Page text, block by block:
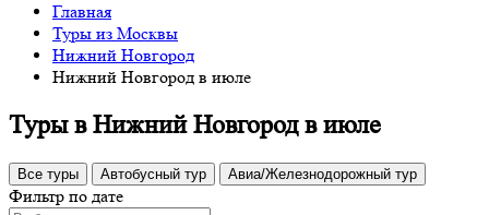
Главная
Туры из Москвы
Нижний Новгород
Нижний Новгород в июле
Туры в Нижний Новгород в июле
Все туры Автобусный тур Авиа/Железнодорожный тур
Фильтр по дате